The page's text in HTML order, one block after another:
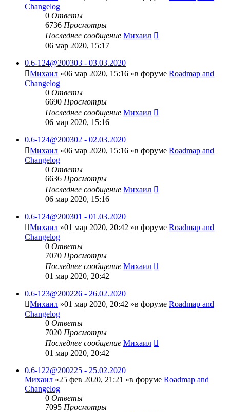
Changelog
0 Ответы
6736 Просмотры
Последнее сообщение Михаил
06 мар 2020, 15:17
0.6-124@200303 - 03.03.2020
Михаил »06 мар 2020, 15:16 »в форуме Roadmap and
Changelog
0 Ответы
6690 Просмотры
Последнее сообщение Михаил
06 мар 2020, 15:16
0.6-124@200302 - 02.03.2020
Михаил »06 мар 2020, 15:16 »в форуме Roadmap and
Changelog
0 Ответы
6636 Просмотры
Последнее сообщение Михаил
06 мар 2020, 15:16
0.6-124@200301 - 01.03.2020
Михаил »01 мар 2020, 20:42 »в форуме Roadmap and
Changelog
0 Ответы
7070 Просмотры
Последнее сообщение Михаил
01 мар 2020, 20:42
0.6-123@200226 - 26.02.2020
Михаил »01 мар 2020, 20:42 »в форуме Roadmap and
Changelog
0 Ответы
7020 Просмотры
Последнее сообщение Михаил
01 мар 2020, 20:42
0.6-122@200225 - 25.02.2020
Михаил »25 фев 2020, 21:21 »в форуме Roadmap and
Changelog
0 Ответы
7095 Просмотры